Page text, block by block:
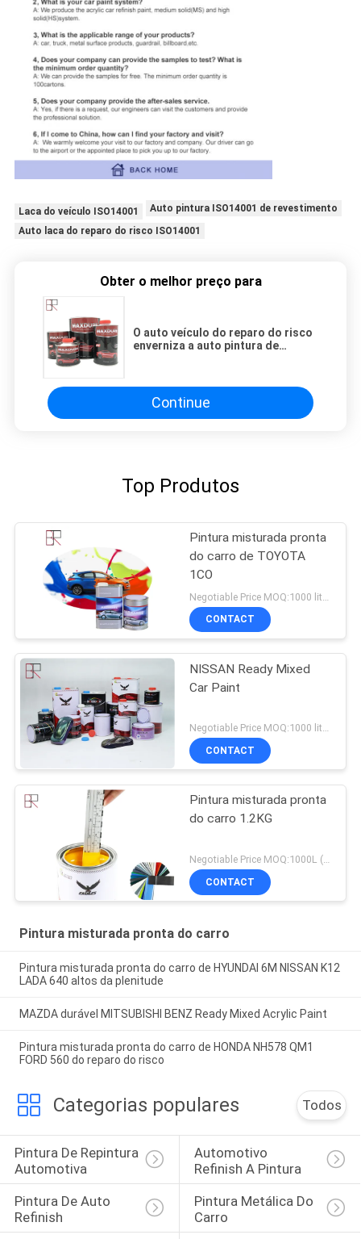
Laca do veículo ISO14001
Auto pintura ISO14001 de revestimento
Auto laca do reparo do risco ISO14001
Obter o melhor preço para
O auto veículo do reparo do risco
enverniza a auto pintura de
Continue
Top Produtos
Pintura misturada pronta
do carro de TOYOTA
1CO
CONTACT
NISSAN Ready Mixed
Car Paint
Negotiable Price MOQ:1000 litros
CONTACT
Pintura misturada pronta
do carro 1.2KG
Negotiable Price MOQ:1000L (os artigos misturados são aceitáveis)
CONTACT
Pintura misturada pronta do carro
Pintura misturada pronta do carro de HYUNDAI 6M NISSAN K12
LADA 640 altos da plenitude
MAZDA durável MITSUBISHI BENZ Ready Mixed Acrylic Paint
Pintura misturada pronta do carro de HONDA NH578 QM1
FORD 560 do reparo do risco
Categorias populares Todos
Pintura De Repintura
Automotiva
Automotivo
Refinish A Pintura
Pintura De Auto
Refinish
Pintura Metálica Do
Carro